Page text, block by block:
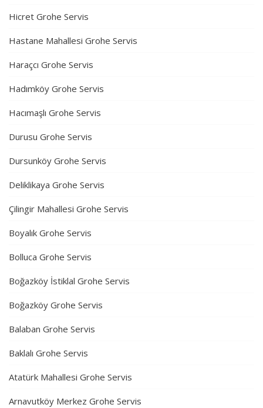
Hicret Grohe Servis
Hastane Mahallesi Grohe Servis
Haraçcı Grohe Servis
Hadımköy Grohe Servis
Hacımaşlı Grohe Servis
Durusu Grohe Servis
Dursunköy Grohe Servis
Deliklikaya Grohe Servis
Çilingir Mahallesi Grohe Servis
Boyalık Grohe Servis
Bolluca Grohe Servis
Boğazköy İstiklal Grohe Servis
Boğazköy Grohe Servis
Balaban Grohe Servis
Baklalı Grohe Servis
Atatürk Mahallesi Grohe Servis
Arnavutköy Merkez Grohe Servis